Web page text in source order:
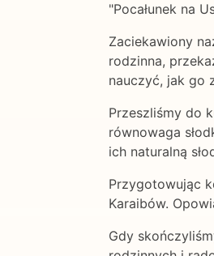
"Pocałunek na
Zaciekawiony
rodzinna,
nauczyć, jak go
Przeszliśmy do
równowaga
ich naturalną
Przygotowując
Karaibów.
Gdy